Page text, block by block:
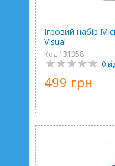
Ігровий набір
Visual
Код 131358
0
499 грн